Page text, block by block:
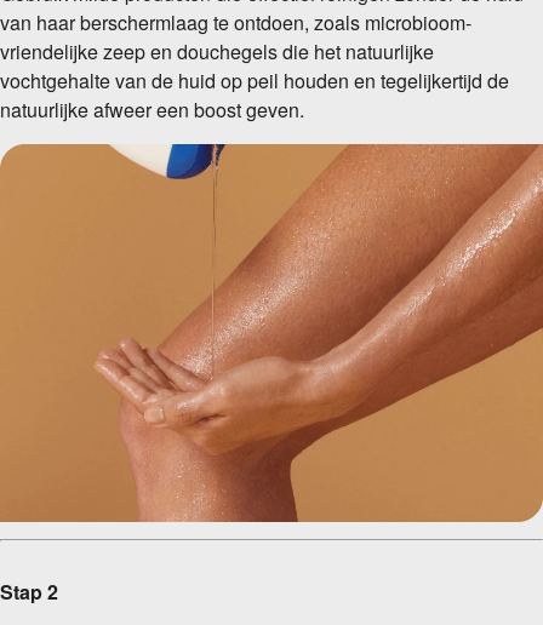
van haar berschermlaag te ontdoen, zoals microbioom-
vriendelijke zeep en douchegels die het natuurlijke
vochtgehalte van de huid op peil houden en tegelijkertijd de
natuurlijke afweer een boost geven.
Stap 2